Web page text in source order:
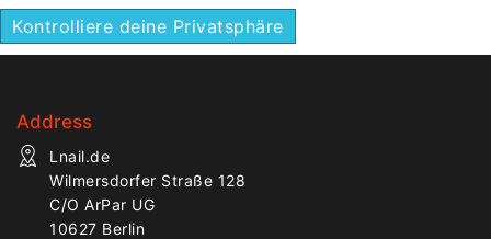
Kontrolliere deine Privatsphäre
Address
Lnail.de
Wilmersdorfer Straße 128
C/O ArPar UG
10627 Berlin